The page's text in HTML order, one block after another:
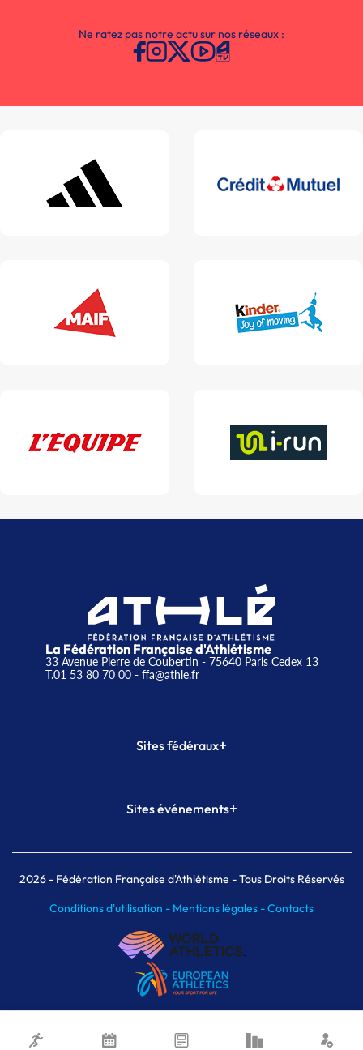
Ne ratez pas notre actu sur nos réseaux :
La Fédération Française d'Athlétisme
33 Avenue Pierre de Coubertin - 75640 Paris Cedex 13
T.01 53 80 70 00- ffa@athle.fr
Sites fédéraux+
Plateforme Formation
Sites événements+
Meeting de Paris indoor
MAIF Ekiden de Paris
2026- Fédération Française d'Athlétisme - Tous Droits Réservés
Conditions d'utilisation - Mentions légales -Contacts